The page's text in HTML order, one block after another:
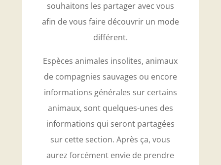
souhaitons les partager avec vous
afin de vous faire découvrir un mode
différent.
Espèces animales insolites, animaux
de compagnies sauvages ou encore
informations générales sur certains
animaux, sont quelques-unes des
informations qui seront partagées
sur cette section. Après ça, vous
aurez forcément envie de prendre